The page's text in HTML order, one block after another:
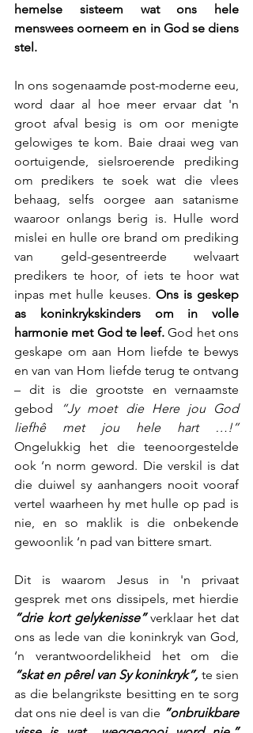
hemelse sisteem wat ons hele
menswees oorneem en in God se diens
stel.
In ons sogenaamde post-moderne eeu,
word daar al hoe meer ervaar dat 'n
groot afval besig is om oor menigte
gelowiges te kom. Baie draai weg van
oortuigende, sielsroerende prediking
om predikers te soek wat die vlees
behaag, selfs oorgee aan satanisme
waaroor onlangs berig is. Hulle word
mislei en hulle ore brand om prediking
van geld-gesentreerde welvaart
predikers te hoor, of iets te hoor wat
inpas met hulle keuses. Ons is geskep
as koninkrykskinders om in volle
harmonie met God te leef. God het ons
geskape om aan Hom liefde te bewys
en van van Hom liefde terug te ontvang
– dit is die grootste en vernaamste
gebod
“Jy moet die Here jou God
liefhê met jou hele hart …!”
Ongelukkig het die teenoorgestelde
ook ‘n norm geword. Die verskil is dat
die duiwel sy aanhangers nooit vooraf
vertel waarheen hy met hulle op pad is
nie, en so maklik is die onbekende
gewoonlik ‘n pad van bittere smart.
Dit is waarom Jesus in 'n privaat
“drie kort gelykenisse” verklaar het dat
ons as lede van die koninkryk van God,
“skat en pêrel van Sy koninkryk”, te sien
as die belangrikste besitting en te sorg
dat ons nie deel is van die “onbruikbare